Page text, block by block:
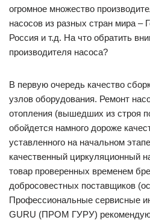
огромное множество
насосов из разных стран мира –
Россия и т.д. На что обратить
производителя насоса?
В первую очередь качество
узлов оборудования. Ремонт
отопления (вышедших из строя
обойдется намного дороже
уставленного на начальном
качественный циркуляционный
товар проверенных временем
добросовестных поставщиков
Профессиональные сервисные
GURU (ПРОМ ГУРУ)